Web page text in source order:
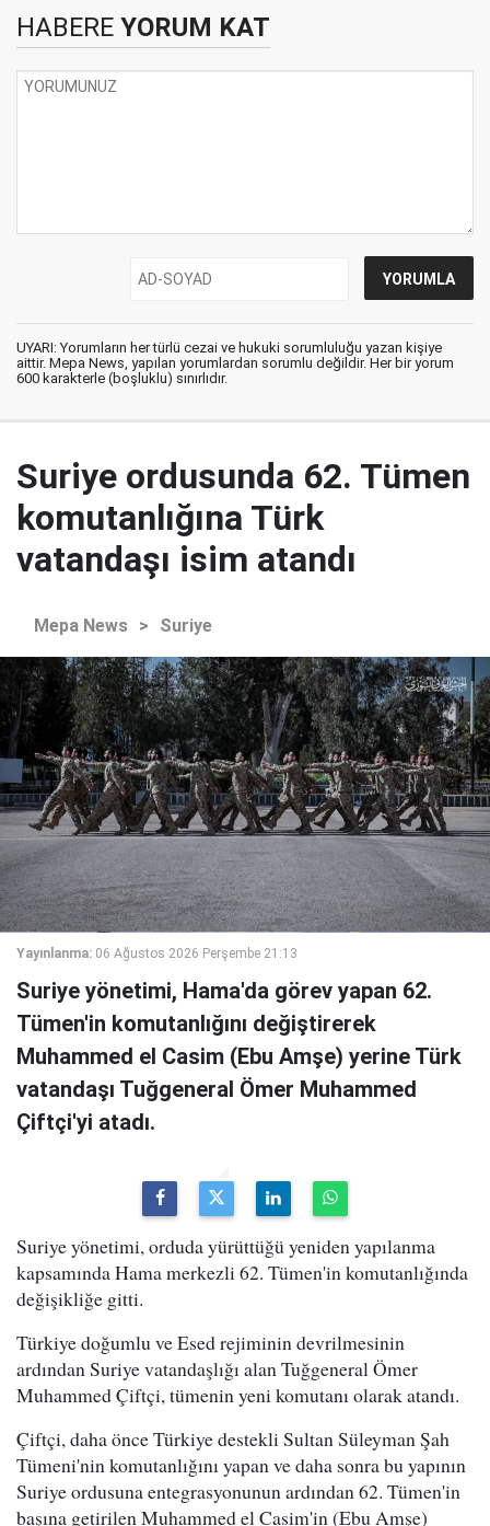
HABERE YORUM KAT
UYARI: Yorumların her türlü cezai ve hukuki sorumluluğu yazan kişiye
aittir. Mepa News, yapılan yorumlardan sorumlu değildir. Her bir yorum
600 karakterle (boşluklu) sınırlıdır.
Suriye ordusunda 62. Tümen
komutanlığına Türk
vatandaşı isim atandı
Mepa News > Suriye
Yayınlanma: 06 Ağustos 2026 Perşembe 21:13
Suriye yönetimi, Hama'da görev yapan 62.
Tümen'in komutanlığını değiştirerek
Muhammed el Casim (Ebu Amşe) yerine Türk
vatandaşı Tuğgeneral Ömer Muhammed
Çiftçi'yi atadı.
Suriye yönetimi, orduda yürüttüğü yeniden yapılanma
kapsamında Hama merkezli 62. Tümen'in komutanlığında
değişikliğe gitti.
Türkiye doğumlu ve Esed rejiminin devrilmesinin
ardından Suriye vatandaşlığı alan Tuğgeneral Ömer
Muhammed Çiftçi, tümenin yeni komutanı olarak atandı.
Çiftçi, daha önce Türkiye destekli Sultan Süleyman Şah
Tümeni'nin komutanlığını yapan ve daha sonra bu yapının
Suriye ordusuna entegrasyonunun ardından 62. Tümen'in
başına getirilen Muhammed el Casim'in (Ebu Amşe)